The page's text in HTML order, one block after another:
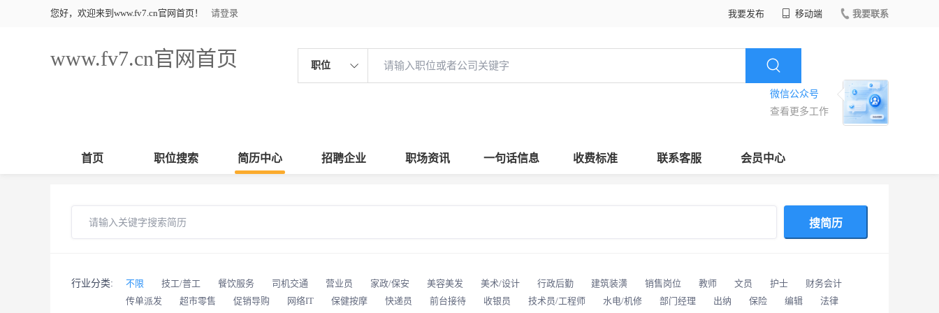
您好，欢迎来到www.fv7.cn官网首页！ 请登录 我要发布 移动端 我要联系
www.fv7.cn官网首页 职位
微信公众号
查看更多工作
首页 职位搜索 简历中心 招聘企业 职场资讯 一句话信息 收费标准 联系客服 会员中心
搜简历
行业分类: 不限 技工/普工 餐饮服务 司机交通 营业员 家政/保安 美容美发 美术/设计 行政后勤 建筑装潢 销售岗位 教师 文员 护士
财务会计
传单派发
超市零售 促销导购 网络IT 保健按摩 快递员 前台接待 收银员 技术员/工程师 水电/机修 部门经理 出纳 保险 编辑
法律